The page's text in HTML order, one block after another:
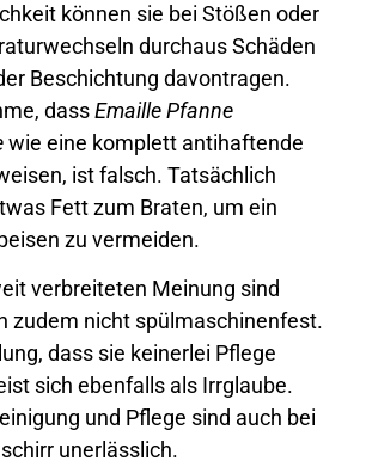
können sie bei Stößen oder
durchaus Schäden
Beschichtung davontragen.
dassEmaille Pfanne
wie eine komplett antihaftende
ist falsch. Tatsächlich
Fett zum Braten, um ein
zu vermeiden.
verbreiteten Meinung sind
zudem nicht spülmaschinenfest.
dass sie keinerlei Pflege
sich ebenfalls als Irrglaube.
und Pflege sind auch bei
unerlässlich.